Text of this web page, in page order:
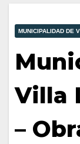
MUNICIPALIDAD DE
Villa
–